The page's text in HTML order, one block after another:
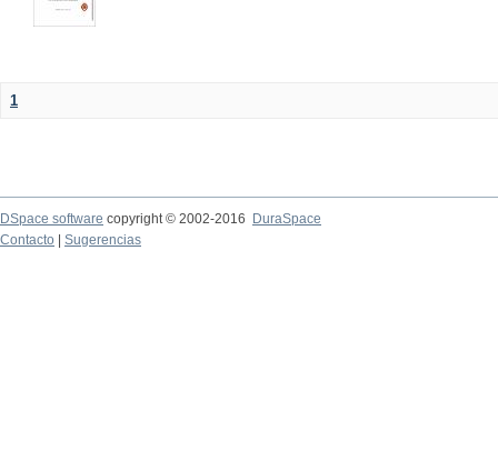
1
DSpace software copyright © 2002-2016
DuraSpace
Contacto
Sugerencias